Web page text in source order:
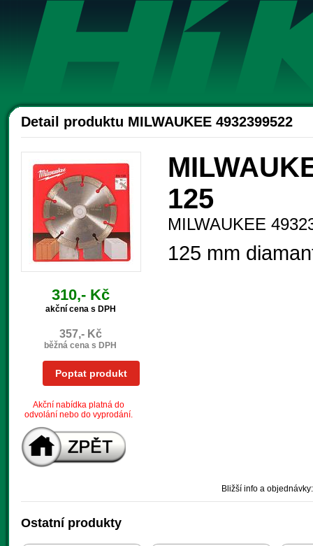
Detail produktu MILWAUKEE 4932399522
310,- Kč
akční cena s DPH
357,- Kč
běžná cena s DPH
Poptat produkt
Akční nabídka platná do
odvolání nebo do vyprodání.
125
MILWAUKEE
125 mm
Bližší info a
Ostatní produkty